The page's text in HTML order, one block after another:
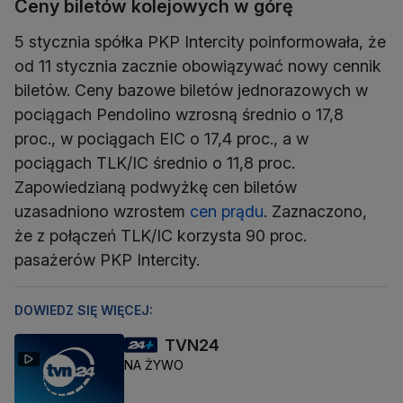
Ceny biletów kolejowych w górę
5 stycznia spółka PKP Intercity poinformowała, że
od 11 stycznia zacznie obowiązywać nowy cennik
biletów. Ceny bazowe biletów jednorazowych w
pociągach Pendolino wzrosną średnio o 17,8
proc., w pociągach EIC o 17,4 proc., a w
pociągach TLK/IC średnio o 11,8 proc.
Zapowiedzianą podwyżkę cen biletów
uzasadniono wzrostem cen prądu. Zaznaczono,
że z połączeń TLK/IC korzysta 90 proc.
pasażerów PKP Intercity.
DOWIEDZ SIĘ WIĘCEJ:
TVN24
NA ŻYWO